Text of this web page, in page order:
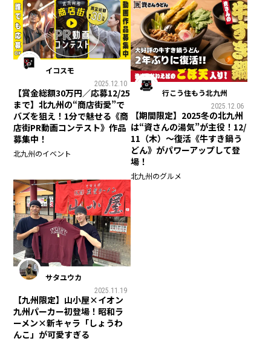
イコスモ
2025.12.10
【賞金総額30万円／応募12/25
まで】北九州の“商店街愛”で
バズを狙え！1分で魅せる《商
店街PR動画コンテスト》作品
募集中！
北九州のイベント
行こう住もう北九州
2025.12.06
【期間限定】2025冬の北九州
は“資さんの湯気”が主役！12/
11（木）〜復活《牛すき鍋う
どん》がパワーアップして登
場！
北九州のグルメ
サタユウカ
2025.11.19
【九州限定】山小屋×イオン
九州パーカー初登場！昭和ラ
ーメン×新キャラ「しょうわ
んこ」が可愛すぎる